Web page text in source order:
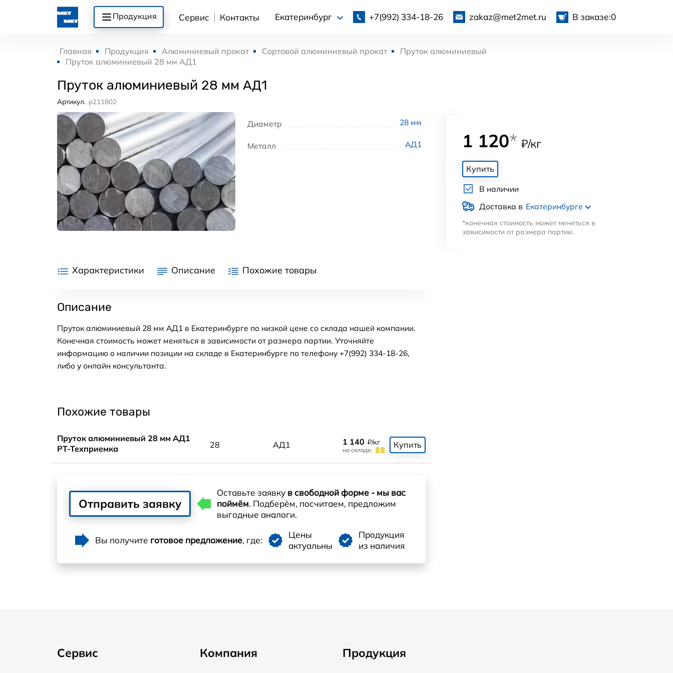
Продукция Сервис Контакты Екатеринбург +7(992) 334-18-26 zakaz@met2met.ru В заказе:0
Главная Продукция Алюминиевый прокат Сортовой алюминиевый прокат
Пруток алюминиевый
Пруток алюминиевый 28 мм АД1
Пруток алюминиевый 28 мм АД1
Артикул. p211802
Диаметр 28 мм
Металл АД1 1 120* ₽/кг
Купить
В наличии
Доставка в Екатеринбурге
*конечная стоимость может меняться в
зависимости от размера партии.
Характеристики Описание Похожие товары
Описание
Пруток алюминиевый 28 мм АД1 в Екатеринбурге по низкой цене со склада нашей компании.
Конечная стоимость может меняться в зависимости от размера партии. Уточняйте
информацию о наличии позиции на складе в Екатеринбурге по телефону +7(992) 334-18-26,
либо у онлайн консультанта.
Похожие товары
Пруток алюминиевый 28 мм АД1
РТ-Техприемка
28 АД1 1 140 ₽/кг
на складе:
Купить
Отправить заявку
Оставьте заявку в свободной форме - мы вас
поймём. Подберём, посчитаем, предложим
выгодные аналоги.
Вы получите готовое предложение, где:
Цены
актуальны
Продукция
из наличия
Сервис Компания Продукция